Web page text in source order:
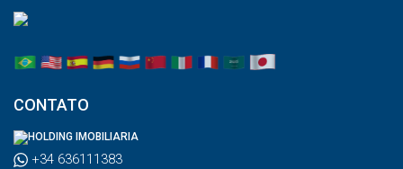
CONTATO
HOLDING IMOBILIARIA
+34 636111383